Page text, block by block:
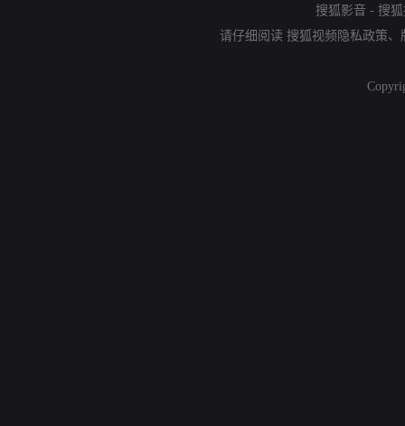
搜狐影音 - 搜
请仔细阅读 搜狐视频隐私政策、